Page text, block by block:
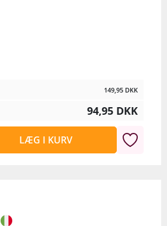
149,95 DKK
94,95 DKK
LÆG I KURV